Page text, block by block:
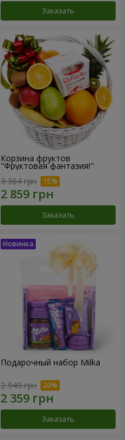
Заказать
Корзина фруктов
"Фруктовая фантазия!"
3 364 грн
Заказать
Подарочный набор Milka
2 949 грн
Заказать